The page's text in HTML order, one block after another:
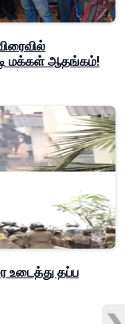
மக்கள் ஆதங்கம்!
உடைத்து தப்ப